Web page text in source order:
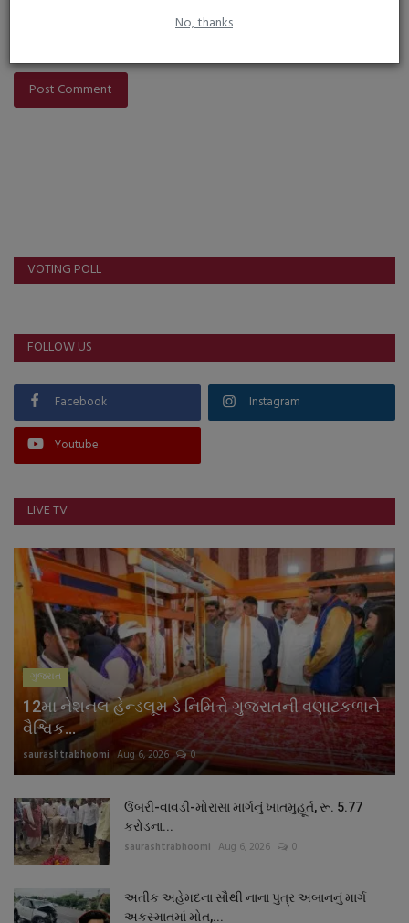
No, thanks
Post Comment
VOTING POLL
FOLLOW US
Facebook Instagram
Youtube
LIVE TV
ગુજરાત
12મા નેશનલ હેન્ડલૂમ ડે નિમિત્તે ગુજરાતની વણાટકળાને
વૈશ્વિક...
saurashtrabhoomi Aug 6, 2026 0
ઉંબરી-વાવડી-મોરાસા માર્ગનું ખાતમુહૂર્ત, રૂ. 5.77
કરોડના...
saurashtrabhoomi Aug 6, 2026 0
અતીક અહેમદના સૌથી નાના પુત્ર અબાનનું માર્ગ
અકસ્માતમાં મોત,...